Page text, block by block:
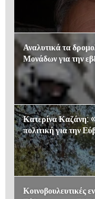
Αναλυτικά τα
Μονάδων για την
Κατερίνα Καζάνη:
πολιτική για την
Κοινοβουλευτικές